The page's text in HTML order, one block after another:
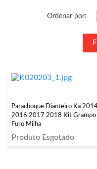
Ordenar por:
Parachoque Dianteiro Ka
2016 2017 2018 Kit Grampo
Furo Milha
Produto Esgotado